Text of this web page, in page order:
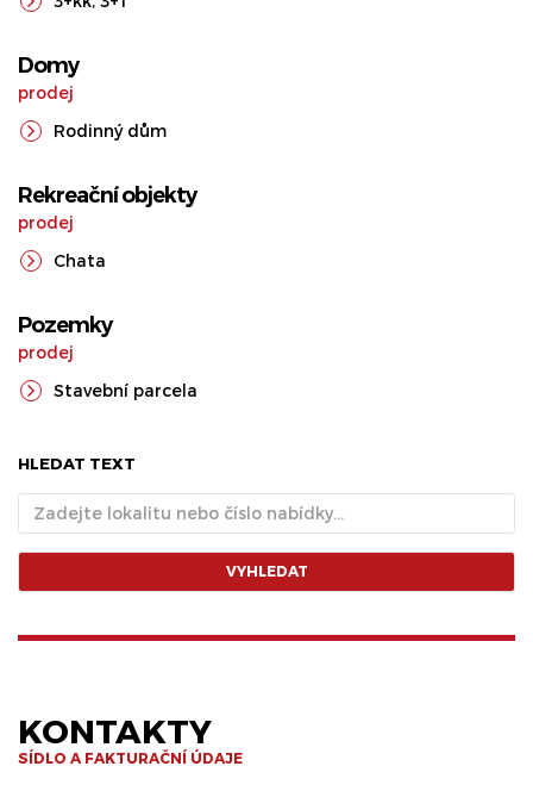
Domy
prodej
Rodinný dům
Rekreační objekty
prodej
Chata
Pozemky
prodej
Stavební parcela
HLEDAT TEXT
VYHLEDAT
KONTAKTY
SÍDLO A FAKTURAČNÍ ÚDAJE